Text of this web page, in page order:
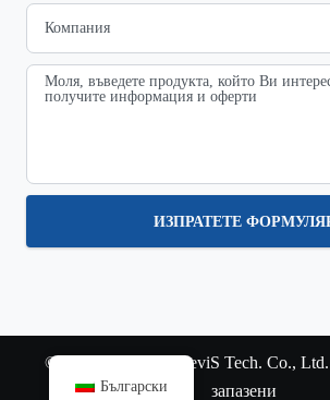
ИЗПРАТЕТЕ
© Copyright 2022 SteviS Tech. Co.,
запазени
Български